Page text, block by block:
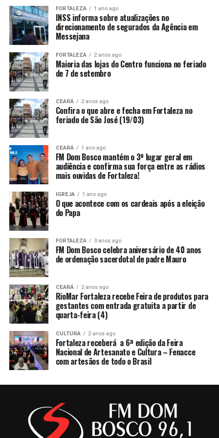
FORTALEZA 1 ano ago
INSS informa sobre atualizações no
direcionamento de segurados da Agência em
Messejana
FORTALEZA 2 anos ago
Maioria das lojas do Centro funciona no feriado
de 7 de setembro
CEARÁ 2 anos ago
Confira o que abre e fecha em Fortaleza no
feriado de São José (19/03)
CEARÁ 1 ano ago
FM Dom Bosco mantém o 3º lugar geral em
audiência e confirma sua força entre as rádios
mais ouvidas de Fortaleza!
IGREJA 1 ano ago
O que acontece com os cardeais após a eleição
do Papa
FORTALEZA 3 anos ago
FM Dom Bosco celebra aniversário de 40 anos
de ordenação sacerdotal de padre Mauro
CEARÁ 2 anos ago
RioMar Fortaleza recebe Feira de produtos para
gestantes com entrada gratuita a partir de
quarta-feira (4)
CULTURA 2 anos ago
Fortaleza receberá a 6ª edição da Feira
Nacional de Artesanato e Cultura – Fenacce
com artesãos de todo o Brasil